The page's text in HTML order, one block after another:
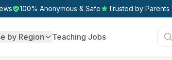
100% Anonymous & Safe Trusted by Parents
by Region Teaching Jobs